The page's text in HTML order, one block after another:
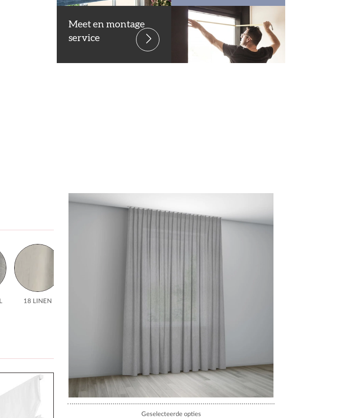
Meet en montage
service
18 LINEN
Geselecteerde opties